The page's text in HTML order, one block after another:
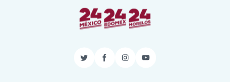
TwitterFacebook
InstagramYouTube